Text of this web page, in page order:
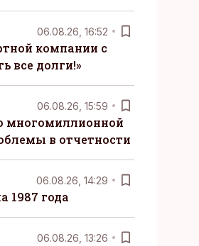
06.08.26, 16:52
компании с
все долги!»
06.08.26, 15:59
многомиллионной
в отчетности
06.08.26, 14:29
1987 года
06.08.26, 13:26